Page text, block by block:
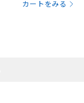
カートをみる